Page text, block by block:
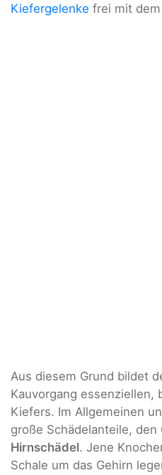
Kiefergelenke frei mit
Aus diesem Grund bildet
Kauvorgang essenziellen,
Kiefers. Im Allgemeinen
große Schädelanteile, den
Hirnschädel. Jene
Schale um das Gehirn